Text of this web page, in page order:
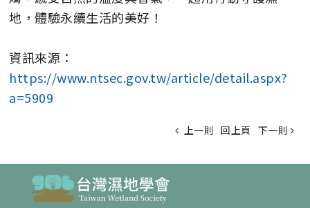
地，體驗永續生活的美好！
資訊來源：
https://www.ntsec.gov.tw/article/detail.aspx?
a=5909
上一則 回上頁 下一則